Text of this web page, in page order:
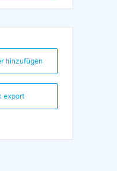
hinzufügen
export